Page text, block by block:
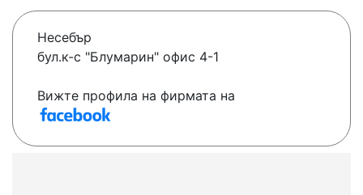
Несебър
бул.к-с "Блумарин" офис 4-1
Вижте профила на фирмата на